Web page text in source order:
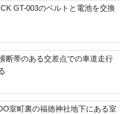
GT-003のベルトと電池を交換
断帯のある交差点での車道走行
室町裏の福徳神社地下にある室